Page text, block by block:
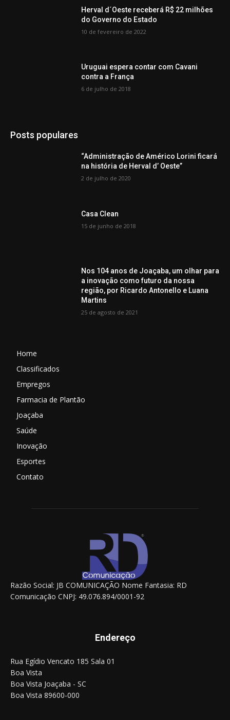
Herval d´Oeste receberá R$ 22 milhões
do Governo do Estado
10 de fevereiro de 2022
Uruguai espera contar com Cavani
contra a França
6 de julho de 2018
Posts populares
“Administração de Américo Lorini ficará
na história de Herval d’ Oeste”
2 de julho de 2020
Casa Clean
15 de junho de 2018
Nos 104 anos de Joaçaba, um olhar para
a inovação como futuro da nossa
região, por Ricardo Antonello e Luana
Martins
25 de agosto de 2021
Home
Classificados
Empregos
Farmacia de Plantão
Joaçaba
Saúde
Inovação
Esportes
Contato
Razão Social: JB COMUNICAÇÃO Nome Fantasia: RD
Comunicação CNPJ: 49.076.894/0001-92
Endereço
Rua Egídio Vencato 185 Sala 01
Boa Vista
Boa Vista Joaçaba - SC
Boa Vista 89600-000